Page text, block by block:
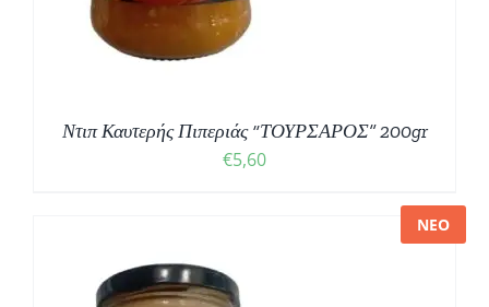
Ντιπ Καυτερής Πιπεριάς “ΤΟΥΡΣΑΡΟΣ” 200gr
€5,60
ΝΕΟ